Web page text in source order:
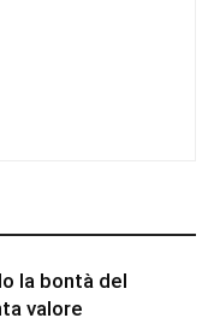
la bontà del
valore